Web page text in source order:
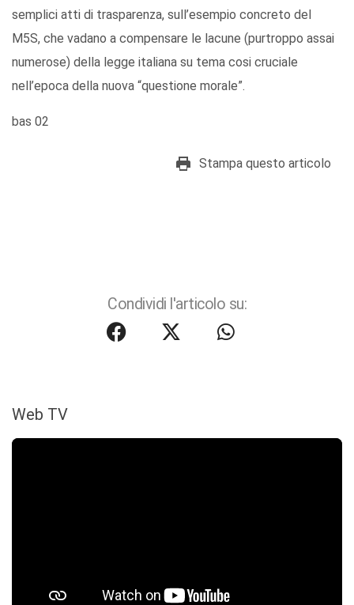
semplici atti di trasparenza, sull’esempio concreto del
M5S, che vadano a compensare le lacune (purtroppo assai
numerose) della legge italiana su tema cosi cruciale
nell’epoca della nuova “questione morale”.
bas 02
Stampa questo articolo
Condividi l'articolo su:
Web TV